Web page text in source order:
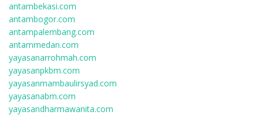
antambekasi.com
antambogor.com
antampalembang.com
antammedan.com
yayasanarrohmah.com
yayasanpkbm.com
yayasanmambaulirsyad.com
yayasanabm.com
yayasandharmawanita.com